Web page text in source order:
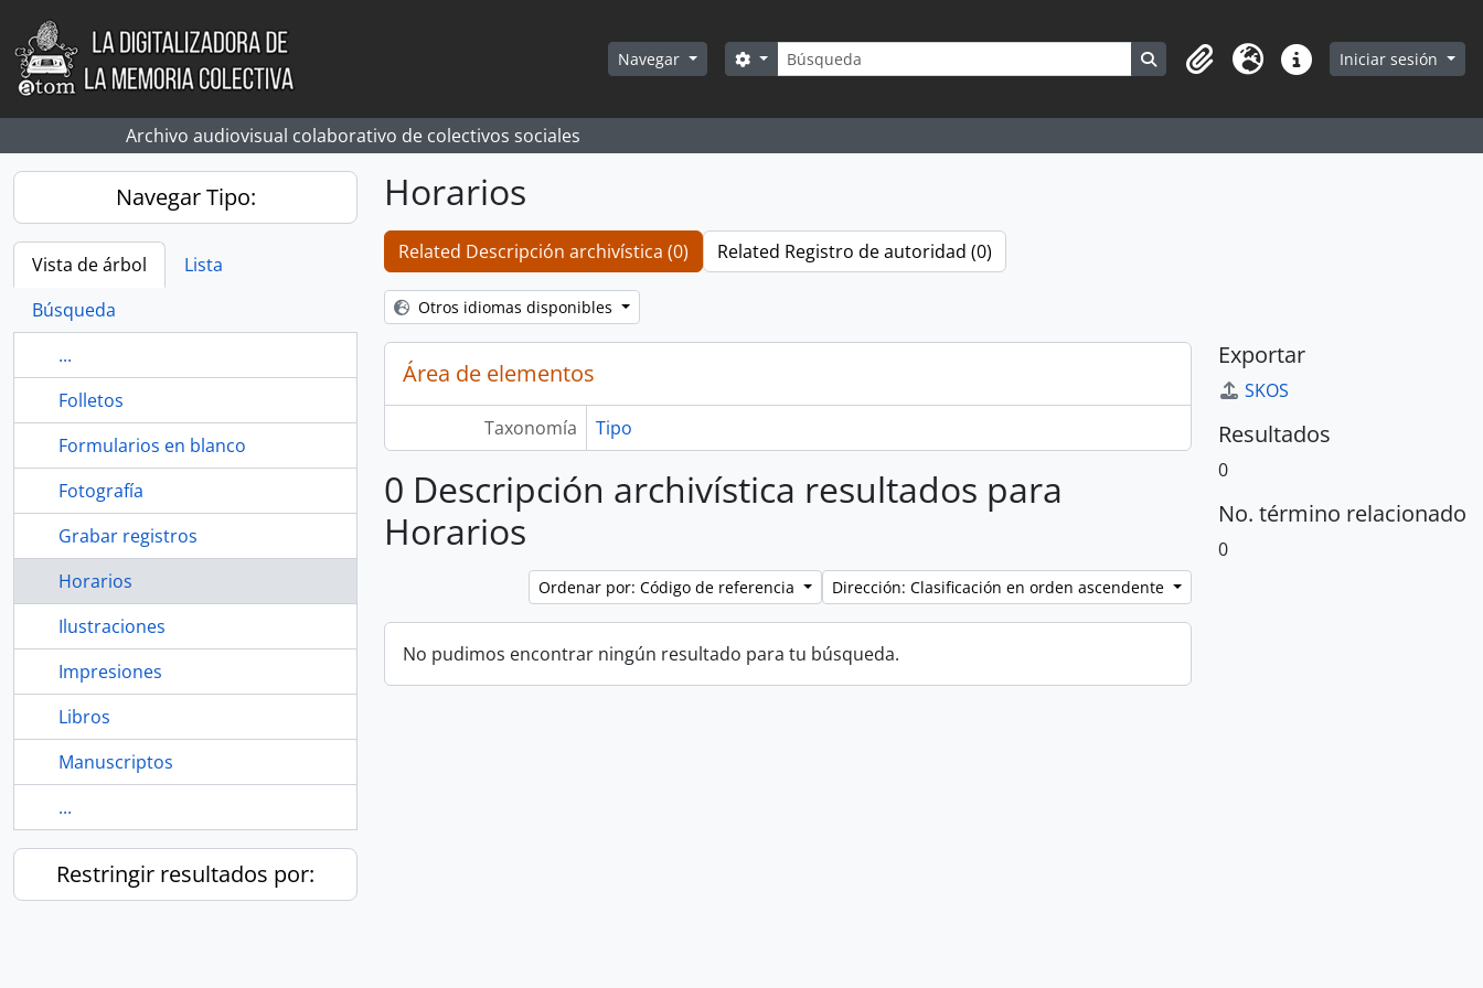
Skip to main content
Navegar Búsqueda
Search options Search in browse page
Portapapeles
Idioma Enlaces rápidos
Iniciar sesión
Archivo audiovisual colaborativo de colectivos sociales
Navegar Tipo:
Vista de árbol
Lista
Búsqueda
...
Folletos
Formularios en blanco
Fotografía
Grabar registros
Horarios
Ilustraciones
Impresiones
Libros
Manuscriptos
...
Restringir resultados por:
Horarios
Related Descripción archivística (0) Related Registro de autoridad (0)
Otros idiomas disponibles
Área de elementos
Taxonomía Tipo
0 Descripción archivística resultados para
Horarios
Ordenar por: Código de referencia Dirección: Clasificación en orden ascendente
No pudimos encontrar ningún resultado para tu búsqueda.
Exportar
SKOS
Resultados
0
No. término relacionado
0